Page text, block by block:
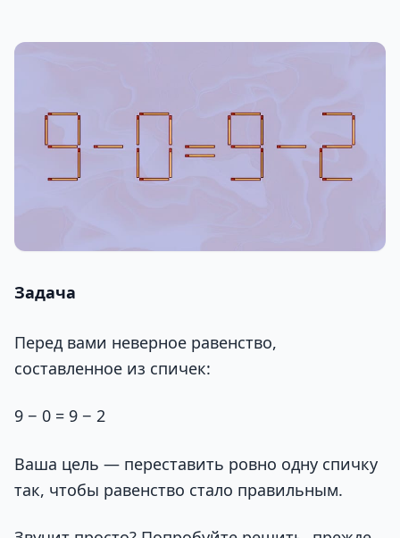
Задача
Перед вами неверное равенство,
составленное из спичек:
9 − 0 = 9 − 2
Ваша цель — переставить ровно одну спичку
так, чтобы равенство стало правильным.